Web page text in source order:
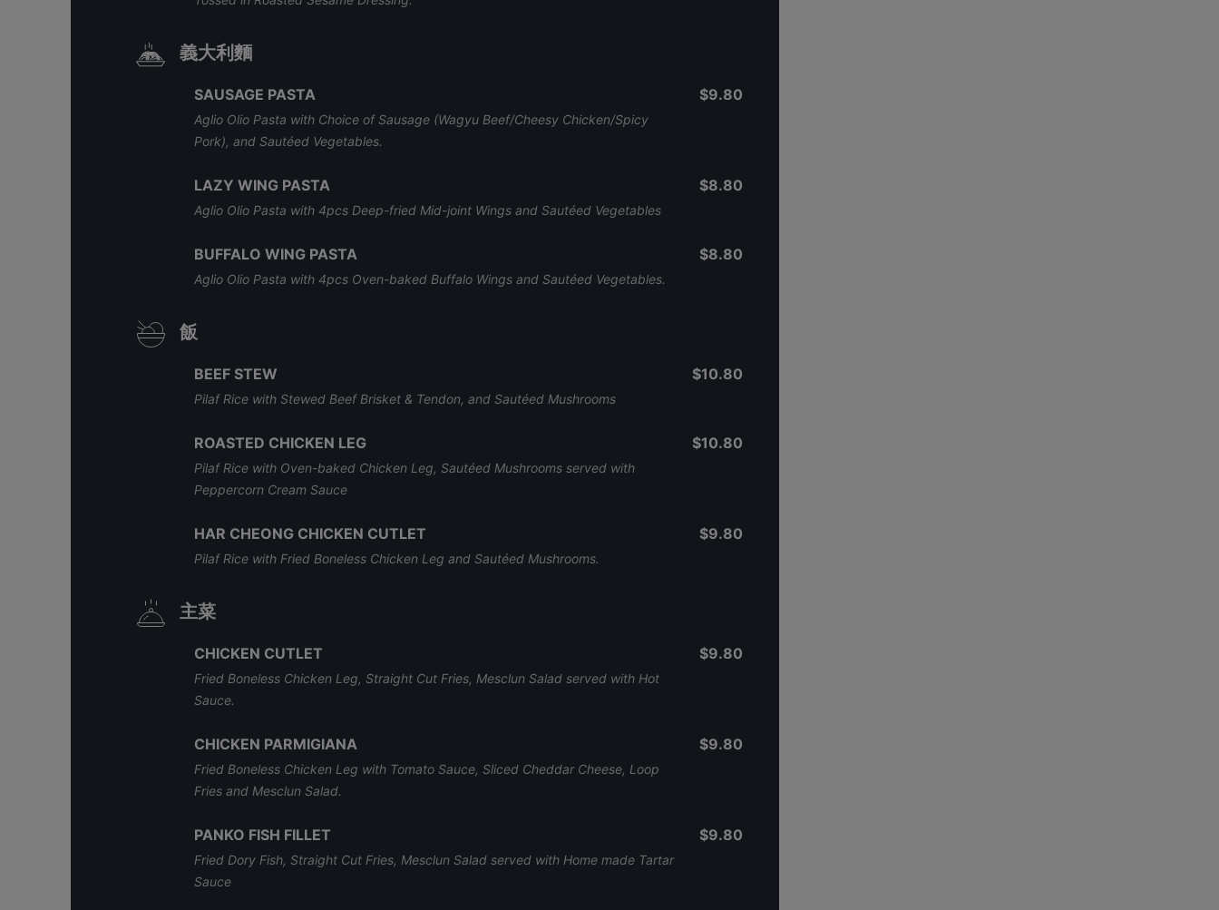
義大利麵
SAUSAGE PASTA
Aglio Olio Pasta with Choice of Sausage (Wagyu Beef/Cheesy Chicken/Spicy
Pork), and Sautéed Vegetables.
$9.80
LAZY WING PASTA
Aglio Olio Pasta with 4pcs Deep-fried Mid-joint Wings and Sautéed Vegetables
$8.80
BUFFALO WING PASTA
Aglio Olio Pasta with 4pcs Oven-baked Buffalo Wings and Sautéed Vegetables.
$8.80
飯
BEEF STEW
Pilaf Rice with Stewed Beef Brisket & Tendon, and Sautéed Mushrooms
$10.80
ROASTED CHICKEN LEG
Pilaf Rice with Oven-baked Chicken Leg, Sautéed Mushrooms served with
Peppercorn Cream Sauce
$10.80
HAR CHEONG CHICKEN CUTLET
Pilaf Rice with Fried Boneless Chicken Leg and Sautéed Mushrooms.
$9.80
主菜
CHICKEN CUTLET
Fried Boneless Chicken Leg, Straight Cut Fries, Mesclun Salad served with Hot
Sauce.
$9.80
CHICKEN PARMIGIANA
Fried Boneless Chicken Leg with Tomato Sauce, Sliced Cheddar Cheese, Loop
Fries and Mesclun Salad.
$9.80
PANKO FISH FILLET
Fried Dory Fish, Straight Cut Fries, Mesclun Salad served with Home made Tartar
Sauce
$9.80